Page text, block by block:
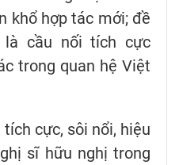
khổ hợp tác mới; đề
là cầu nối tích cực
trong quan hệ Việt
cực, sôi nổi, hiệu
sĩ hữu nghị trong